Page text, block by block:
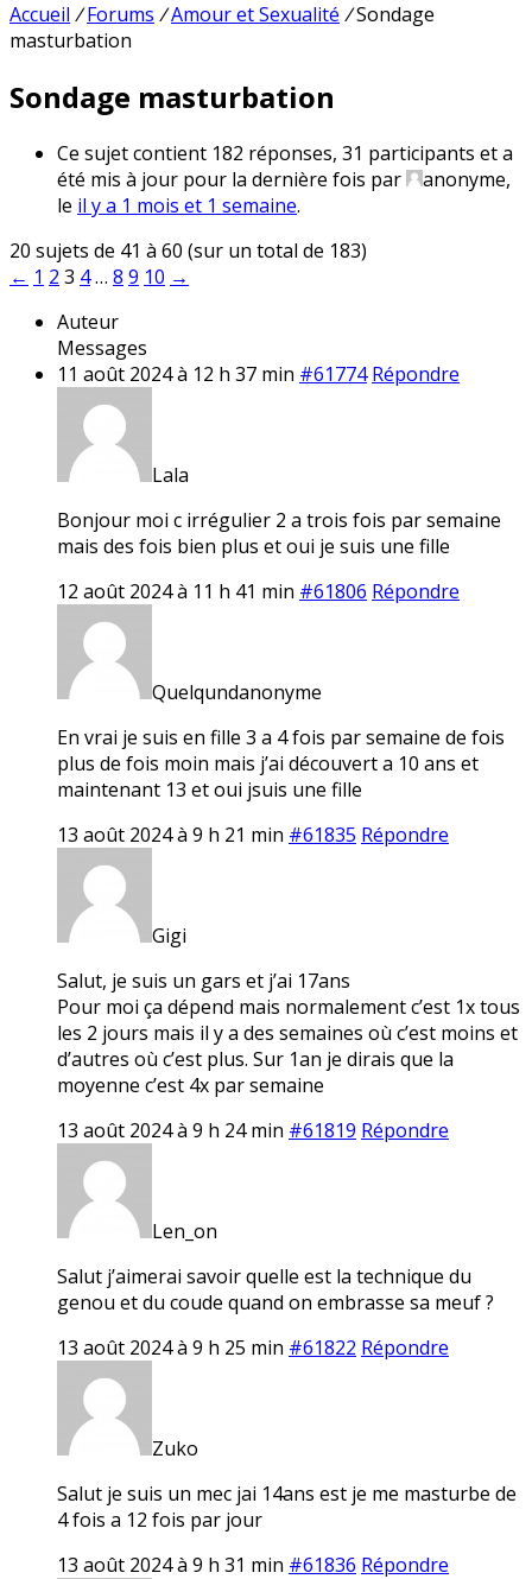
Accueil / Forums /Amour et Sexualité /Sondage
masturbation
Sondage masturbation
Ce sujet contient 182 réponses, 31 participants et a
été mis à jour pour la dernière fois par
anonyme,
le il y a 1 mois et 1 semaine.
20 sujets de 41 à 60 (sur un total de 183)
← 1 2 3 4… 8 9 10 →
Auteur
Messages
11 août 2024 à 12 h 37 min #61774 Répondre
Lala
Bonjour moi c irrégulier 2 a trois fois par semaine
mais des fois bien plus et oui je suis une fille
12 août 2024 à 11 h 41 min #61806 Répondre
Quelqundanonyme
En vrai je suis en fille 3 a 4 fois par semaine de fois
plus de fois moin mais j’ai découvert a 10 ans et
maintenant 13 et oui jsuis une fille
13 août 2024 à 9 h 21 min #61835 Répondre
Gigi
Salut, je suis un gars et j’ai 17ans
Pour moi ça dépend mais normalement c’est 1x tous
les 2 jours mais il y a des semaines où c’est moins et
d’autres où c’est plus. Sur 1an je dirais que la
moyenne c’est 4x par semaine
13 août 2024 à 9 h 24 min #61819 Répondre
Len_on
Salut j’aimerai savoir quelle est la technique du
genou et du coude quand on embrasse sa meuf ?
13 août 2024 à 9 h 25 min #61822 Répondre
Zuko
Salut je suis un mec jai 14ans est je me masturbe de
4 fois a 12 fois par jour
13 août 2024 à 9 h 31 min #61836 Répondre